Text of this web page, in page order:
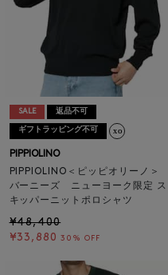
SALE 返品不可
ギフトラッピング不可
PIPPIOLINO
PIPPIOLINO＜ピッピオリーノ＞
バーニーズ ニューヨーク限定 ス
キッパーニットポロシャツ
¥48,400
¥33,880 30% OFF